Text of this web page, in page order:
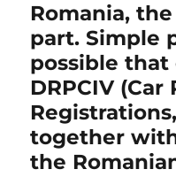
Romania,
part. Simple
possible that
DRPCIV
together
the